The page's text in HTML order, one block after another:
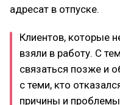
адресат в отпуске.
Клиентов, которые
взяли в работу. С
связаться позже и
с теми, кто
причины и